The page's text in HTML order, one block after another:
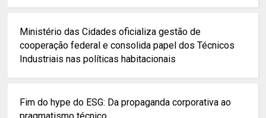
Ministério das Cidades oficializa gestão de
cooperação federal e consolida papel dos Técnicos
Industriais nas políticas habitacionais
Fim do hype do ESG: Da propaganda corporativa ao